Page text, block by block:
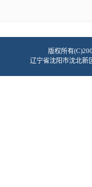
版权所有
辽宁省沈阳市沈北新